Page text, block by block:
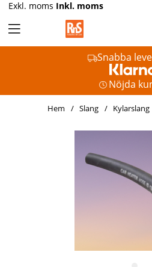
Snabba
Nöjda
Exkl. moms Inkl. moms
Hem Slang Kylarslang